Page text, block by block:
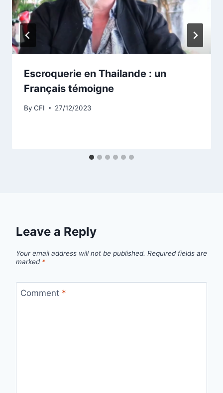
Escroquerie en Thailande : un
Français témoigne
By CFI 27/12/2023
Leave a Reply
Your email address will not be published. Required fields are
marked *
Comment *